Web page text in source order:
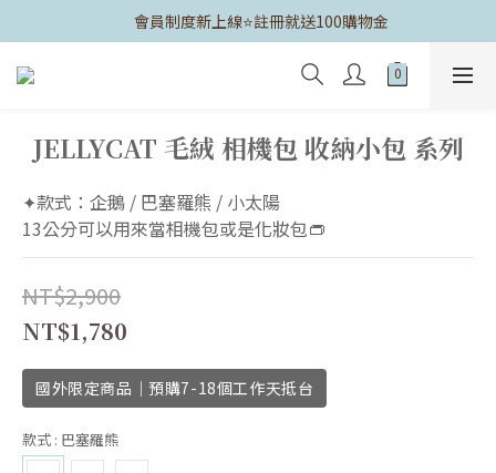
	會員制度新上線⭐️註冊就送100購物金
JELLYCAT 毛絨 相機包 收納小包 系列
✦款式：企鵝 / 巴塞羅熊 / 小太陽
13公分可以用來當相機包或是化妝包👝
NT$2,900
NT$1,780
國外限定商品｜預購7-18個工作天抵台
款式 : 巴塞羅熊